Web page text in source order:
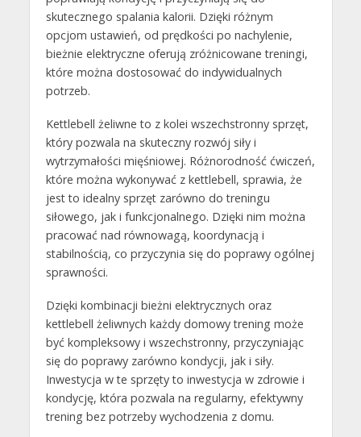
skutecznego spalania kalorii. Dzięki różnym
opcjom ustawień, od prędkości po nachylenie,
bieżnie elektryczne oferują zróżnicowane treningi,
które można dostosować do indywidualnych
potrzeb.
Kettlebell żeliwne to z kolei wszechstronny sprzęt,
który pozwala na skuteczny rozwój siły i
wytrzymałości mięśniowej. Różnorodność ćwiczeń,
które można wykonywać z kettlebell, sprawia, że
jest to idealny sprzęt zarówno do treningu
siłowego, jak i funkcjonalnego. Dzięki nim można
pracować nad równowagą, koordynacją i
stabilnością, co przyczynia się do poprawy ogólnej
sprawności.
Dzięki kombinacji bieżni elektrycznych oraz
kettlebell żeliwnych każdy domowy trening może
być kompleksowy i wszechstronny, przyczyniając
się do poprawy zarówno kondycji, jak i siły.
Inwestycja w te sprzęty to inwestycja w zdrowie i
kondycję, która pozwala na regularny, efektywny
trening bez potrzeby wychodzenia z domu.